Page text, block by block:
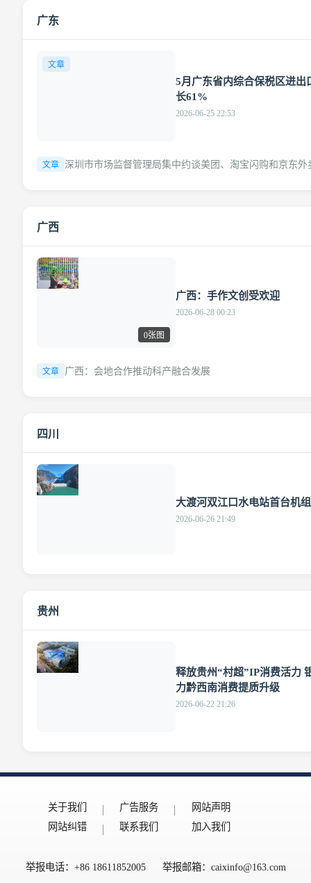
广东
文章
5月广东省内综合保税区进出
长61%
2026-06-25 22:53
文章 深圳市市场监督管理局集中约谈美团、淘宝闪购和京东外
广西
组图
0张图
广西：手作文创受欢迎
2026-06-28 00:23
文章 广西：会地合作推动科产融合发展
四川
文章
大渡河双江口水电站首台机
2026-06-26 21:49
贵州
文章
释放贵州“村超”IP消费活力
力黔西南消费提质升级
2026-06-22 21:26
关于我们 广告服务
网站声明
网站纠错
联系我们 加入我们
举报电话：+86 18611852005 举报邮箱：caixinfo@163.com